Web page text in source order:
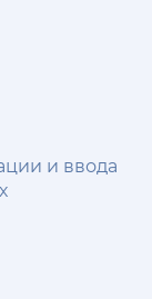
и ввода